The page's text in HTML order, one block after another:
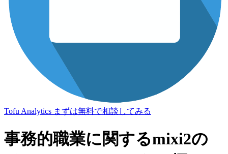
Tofu Analytics まずは無料で相談してみる
事務的職業に関するmixi2の